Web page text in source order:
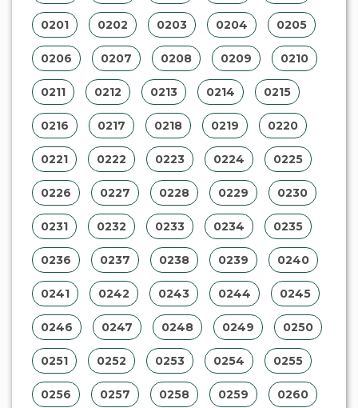
0201 0202 0203 0204 0205
0206 0207 0208 0209 0210
0211 0212 0213 0214 0215
0216 0217 0218 0219 0220
0221 0222 0223 0224 0225
0226 0227 0228 0229 0230
0231 0232 0233 0234 0235
0236 0237 0238 0239 0240
0241 0242 0243 0244 0245
0246 0247 0248 0249 0250
0251 0252 0253 0254 0255
0256 0257 0258 0259 0260